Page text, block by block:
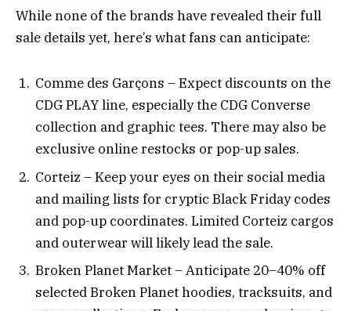
While none of the brands have revealed their full
sale details yet, here’s what fans can anticipate:
Comme des Garçons – Expect discounts on the
CDG PLAY line, especially the CDG Converse
collection and graphic tees. There may also be
exclusive online restocks or pop-up sales.
Corteiz – Keep your eyes on their social media
and mailing lists for cryptic Black Friday codes
and pop-up coordinates. Limited Corteiz cargos
and outerwear will likely lead the sale.
Broken Planet Market – Anticipate 20–40% off
selected Broken Planet hoodies, tracksuits, and